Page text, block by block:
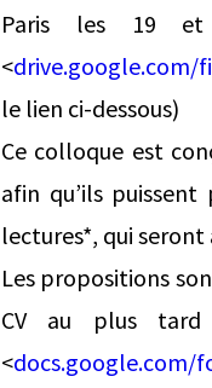
Paris les 19 et
<drive.google.com/
le lien ci-dessous)
Ce colloque est
afin qu’ils
lectures*, qui
Les propositions
CV au plus
<docs.google.com/